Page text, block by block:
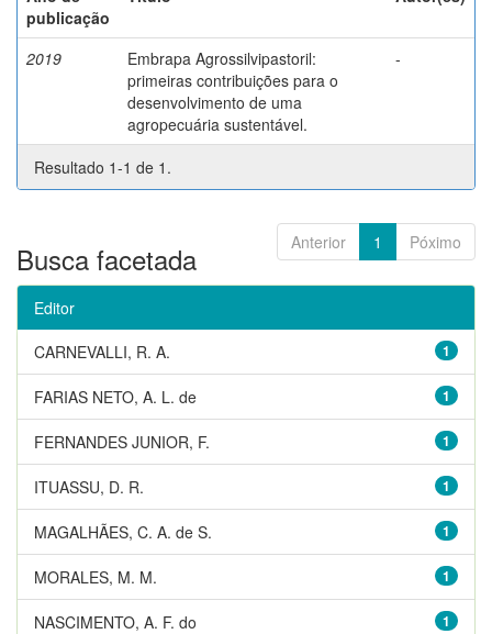
publicação
2019
Embrapa Agrossilvipastoril:
primeiras contribuições para o
desenvolvimento de uma
agropecuária sustentável.
-
Resultado 1-1 de 1.
Anterior 1 Póximo
Busca facetada
Editor
1
CARNEVALLI, R. A.
1
FARIAS NETO, A. L. de
1
FERNANDES JUNIOR, F.
1
ITUASSU, D. R.
1
MAGALHÃES, C. A. de S.
1
MORALES, M. M.
1
NASCIMENTO, A. F. do